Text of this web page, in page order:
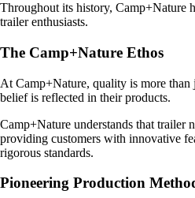
Throughout its history, Camp+Nature
trailer enthusiasts.
The Camp+Nature Ethos
At Camp+Nature, quality is more than
belief is reflected in their products.
Camp+Nature understands that trailer
providing customers with innovative
rigorous standards.
Pioneering Production